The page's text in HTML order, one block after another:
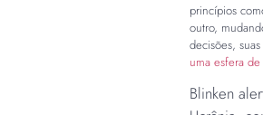
princípios
outro,
decisões,
uma esfera
Blinken